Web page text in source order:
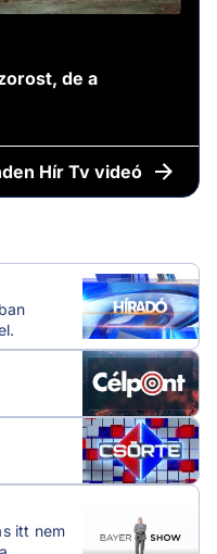
de a
Hír Tv videó
itt nem